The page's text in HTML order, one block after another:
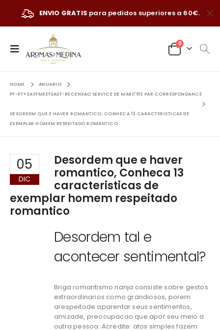
ENVIO GRATIS para pedidos superiores a 60€.
0
HOME
ANUARIO
PT-PT+EASTMEETEAST-RECENSAO SERVICE DE MARIГ©E PAR CORRESPONDANCE
DESORDEM QUE E HAVER ROMANTICO, CONHECA 13 CARACTERISTICAS DE
EXEMPLAR HOMEM RESPEITADO ROMANTICO
05
DIC
Desordem que e haver
romantico, Conheca 13
caracteristicas de
exemplar homem respeitado
romantico
Desordem tal e
acontecer sentimental?
Briga romantismo nanja consiste sobre gestos
extraordinarios como grandiosos, porem
arespeitode aparentar seus sentimentos,
amizade, preocupacao que apor seu meio a
outra pessoa. Acredite: atos simples fazem